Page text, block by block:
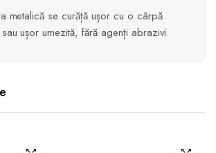
metalică se curăță ușor cu o cârpă
ușor umezită, fără agenți abrazivi.